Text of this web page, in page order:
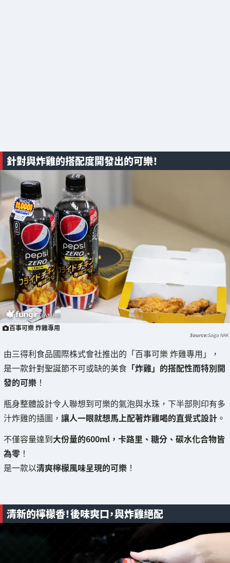
針對與炸雞的搭配度開發出的可樂！
百事可樂 炸雞專用
Saiga NAK
由三得利食品國際株式會社推出的「百事可樂 炸雞專用」，
是一款針對聖誕節不可或缺的美食 「炸雞」的搭配性而特別開
發的可樂 ！
瓶身整體設計令人聯想到可樂的氣泡與水珠，下半部則印有多
汁炸雞的插圖， 讓人一眼就想馬上配著炸雞喝的直覺式設計 。
不僅容量達到大份量的600ml，卡路里、糖分、碳水化合物皆
為零 ！
是一款以清爽檸檬風味呈現的可樂 ！
清新的檸檬香！後味爽口，與炸雞絕配